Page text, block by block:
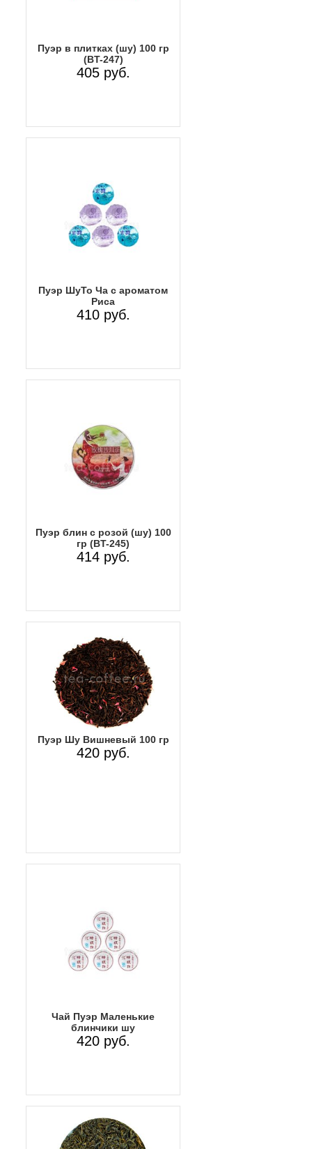
Пуэр в плитках (шу) 100 гр
(BT-247)
405 руб.
Пуэр ШуТо Ча с ароматом
Риса
410 руб.
Пуэр блин с розой (шу) 100
гр (BT-245)
414 руб.
Пуэр Шу Вишневый 100 гр
420 руб.
Чай Пуэр Маленькие
блинчики шу
420 руб.